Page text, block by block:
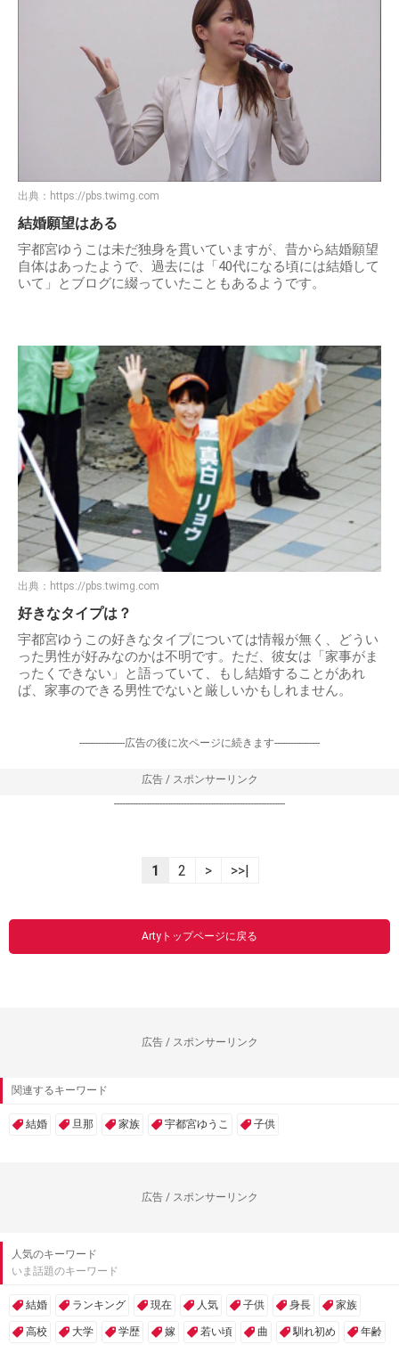
出典： https://pbs.twimg.com
結婚願望はある
宇都宮ゆうこは未だ独身を貫いていますが、昔から結婚願望
自体はあったようで、過去には「40代になる頃には結婚して
いて」とブログに綴っていたこともあるようです。
出典： https://pbs.twimg.com
好きなタイプは？
宇都宮ゆうこの好きなタイプについては情報が無く、どうい
った男性が好みなのかは不明です。ただ、彼女は「家事がま
ったくできない」と語っていて、もし結婚することがあれ
ば、家事のできる男性でないと厳しいかもしれません。
-----------------広告の後に次ページに続きます-----------------
広告 / スポンサーリンク
----------------------------------------------------------------
1 2 > >>|
Artyトップページに戻る
広告 / スポンサーリンク
関連するキーワード
結婚 旦那 家族 宇都宮ゆうこ 子供
広告 / スポンサーリンク
人気のキーワード
いま話題のキーワード
結婚 ランキング 現在 人気 子供 身長 家族
高校 大学 学歴 嫁 若い頃 曲 馴れ初め 年齢